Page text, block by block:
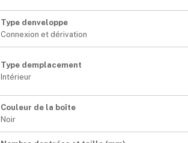
Type denveloppe
Connexion et dérivation
Type demplacement
Intérieur
Couleur de la boîte
Noir